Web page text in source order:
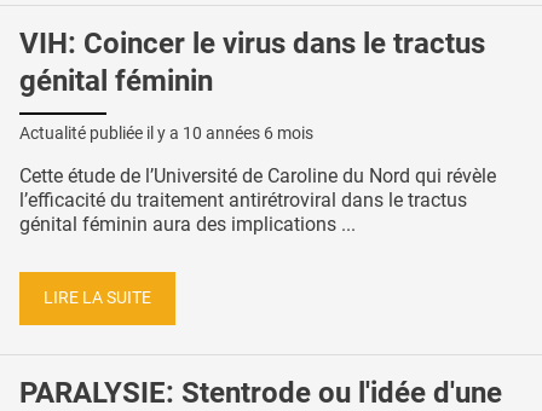
VIH: Coincer le virus dans le tractus
génital féminin
Actualité publiée il y a 10 années 6 mois
Cette étude de l’Université de Caroline du Nord qui révèle
l’efficacité du traitement antirétroviral dans le tractus
génital féminin aura des implications ...
LIRE LA SUITE
PARALYSIE: Stentrode ou l'idée d'une